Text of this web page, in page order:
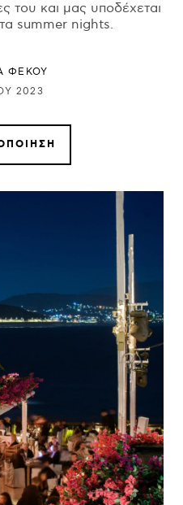
του και μας υποδέχεται
summer nights.
ΦΕΚΟΥ
2023